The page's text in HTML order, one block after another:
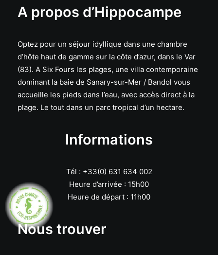
A propos d’Hippocampe
Optez pour un séjour idyllique dans une chambre
d’hôte haut de gamme sur la côte d’azur, dans le Var
(83). A Six Fours les plages, une villa contemporaine
dominant la baie de Sanary-sur-Mer / Bandol vous
accueille les pieds dans l’eau, avec accès direct à la
plage. Le tout dans un parc tropical d’un hectare.
Informations
Tél : +33(0) 631 634 002
Heure d’arrivée : 15h00
Heure de départ : 11h00
Nous trouver